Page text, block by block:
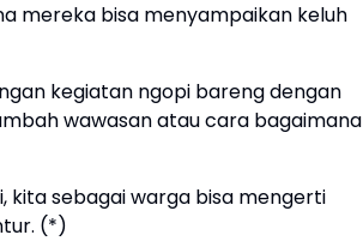
mereka bisa menyampaikan keluh
kegiatan ngopi bareng dengan
wawasan atau cara bagaimana
kita sebagai warga bisa mengerti
(*)